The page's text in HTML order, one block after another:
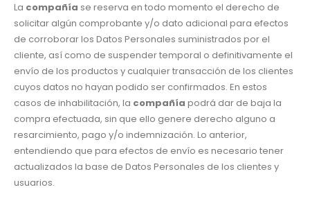
La compañía se reserva en todo momento el derecho de
solicitar algún comprobante y/o dato adicional para efectos
de corroborar los Datos Personales suministrados por el
cliente, así como de suspender temporal o definitivamente el
envío de los productos y cualquier transacción de los clientes
cuyos datos no hayan podido ser confirmados. En estos
casos de inhabilitación, la compañía podrá dar de baja la
compra efectuada, sin que ello genere derecho alguno a
resarcimiento, pago y/o indemnización. Lo anterior,
entendiendo que para efectos de envío es necesario tener
actualizados la base de Datos Personales de los clientes y
usuarios.